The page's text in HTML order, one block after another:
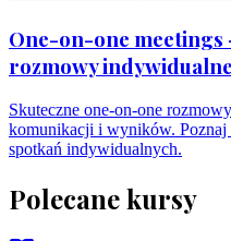
One-on-one
rozmowy indywidualne
Skuteczne one-on-one
komunikacji i wyników. Poznaj
spotkań indywidualnych.
Polecane kursy